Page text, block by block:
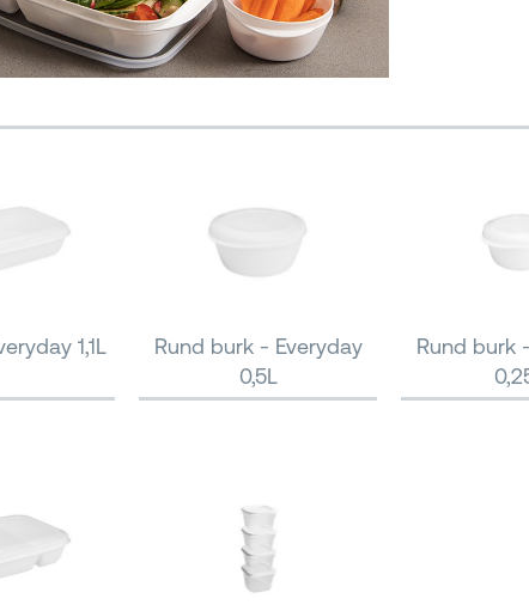
1,1L
Rund burk - Everyday
0,5L
Rund burk